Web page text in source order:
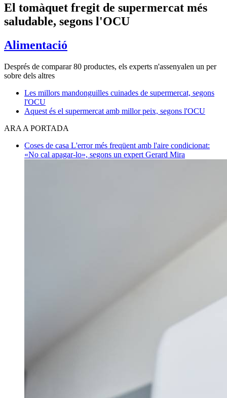
El tomàquet fregit de supermercat més
saludable, segons l'OCU
Alimentació
Després de comparar 80 productes, els experts n'assenyalen un per
sobre dels altres
Les millors mandonguilles cuinades de supermercat, segons
l'OCU
Aquest és el supermercat amb millor peix, segons l'OCU
ARA A PORTADA
Coses de casa L'error més freqüent amb l'aire condicionat:
«No cal apagar-lo», segons un expert Gerard Mira